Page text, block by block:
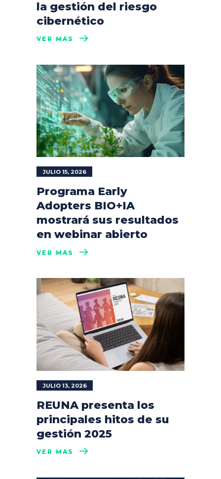
la gestión del riesgo
cibernético
VER MÁS
JULIO 15, 2026
Programa Early
Adopters BIO+IA
mostrará sus resultados
en webinar abierto
VER MÁS
JULIO 13, 2026
REUNA presenta los
principales hitos de su
gestión 2025
VER MÁS